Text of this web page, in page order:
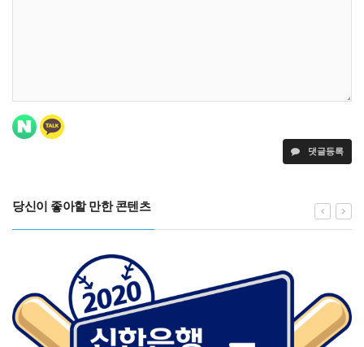
댓글등록
당신이 좋아할 만한 콘텐츠